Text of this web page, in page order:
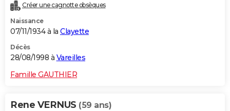
Créer une cagnotte obsèques
Naissance
07/11/1934 à la Clayette
Décès
28/08/1998 à Vareilles
Famille GAUTHIER
Rene VERNUS (59 ans)